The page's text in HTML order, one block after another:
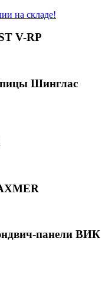
V-RP
Шинглас
панели ВИК